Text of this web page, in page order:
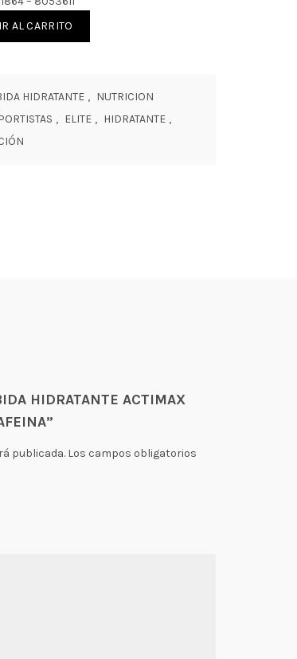
ACTIMAX ELITE TARRO DE 500gr SIN CAFEINA
AL CARRITO
HIDRATANTE , NUTRICION
, ELITE , HIDRATANTE ,
HIDRATANTE ACTIMAX
publicada. Los campos obligatorios